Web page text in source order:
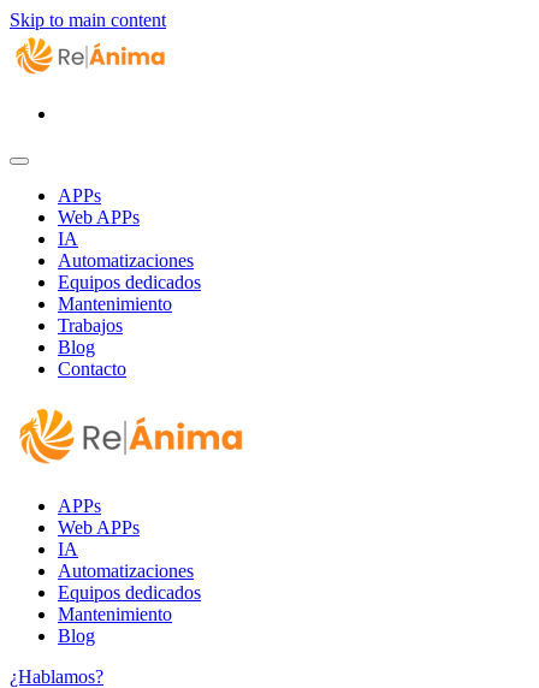
Skip to main content
APPs
Web APPs
IA
Automatizaciones
Equipos dedicados
Mantenimiento
Trabajos
Blog
Contacto
APPs
Web APPs
IA
Automatizaciones
Equipos dedicados
Mantenimiento
Blog
¿Hablamos?